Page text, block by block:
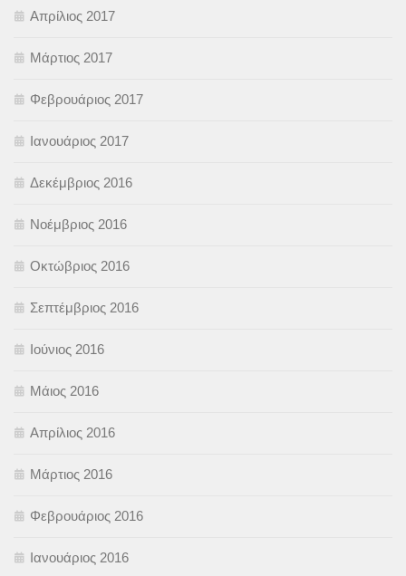
Απρίλιος 2017
Μάρτιος 2017
Φεβρουάριος 2017
Ιανουάριος 2017
Δεκέμβριος 2016
Νοέμβριος 2016
Οκτώβριος 2016
Σεπτέμβριος 2016
Ιούνιος 2016
Μάιος 2016
Απρίλιος 2016
Μάρτιος 2016
Φεβρουάριος 2016
Ιανουάριος 2016